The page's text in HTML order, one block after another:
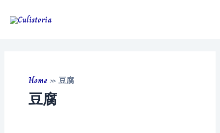
Home »豆腐
豆腐